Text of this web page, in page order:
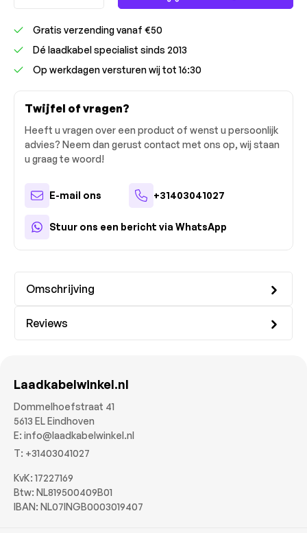
Gratis verzending vanaf €50
Dé laadkabel specialist sinds 2013
Op werkdagen versturen wij tot 16:30
Twijfel of vragen?
Heeft u vragen over een product of wenst u persoonlijk
advies? Neem dan gerust contact met ons op, wij staan
u graag te woord!
E-mail ons +31403041027
Stuur ons een bericht via WhatsApp
Omschrijving
Reviews
Laadkabelwinkel.nl
Dommelhoefstraat 41
5613 EL Eindhoven
E: info@laadkabelwinkel.nl
T: +31403041027
KvK: 17227169
Btw: NL819500409B01
IBAN: NL07INGB0003019407